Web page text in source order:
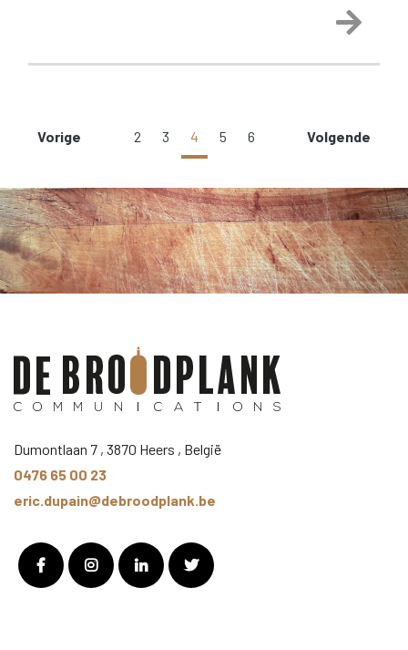
Lees
Vorige 2 3 4 5 6 Volgende
Dumontlaan 7 , 3870 Heers , België
0476 65 00 23
eric.dupain@debroodplank.be
FacebookInstagramLinkedInTwitter